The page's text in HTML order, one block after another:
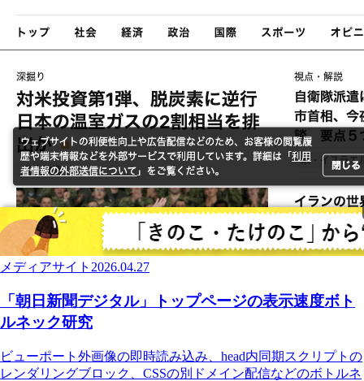
メディアサイト 2026.04.27
「朝日新聞デジタル」トップページの表示速度ボト
ルネック研究
ビューポート外画像の即時読み込み、head内同期スクリプトの
レンダリングブロック、CSSの別ドメイン配信などのボトルネ